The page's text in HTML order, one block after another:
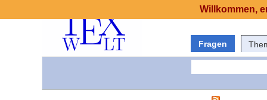
Fragen
Willkommen,